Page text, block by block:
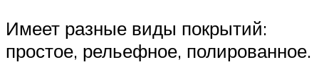
Имеет разные виды покрытий:
простое, рельефное, полированное.